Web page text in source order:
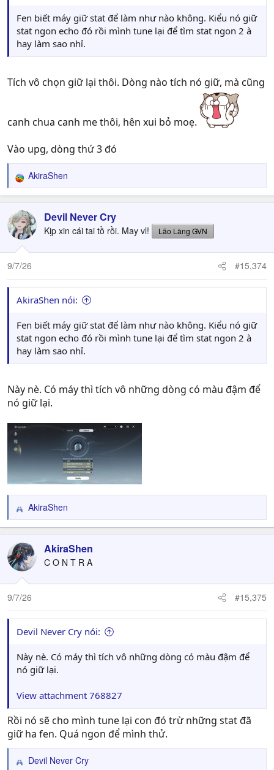
Fen biết máy giữ stat để làm như nào không. Kiểu nó giữ
stat ngon echo đó rồi mình tune lại để tìm stat ngon 2 à
hay làm sao nhỉ.
Tích vô chọn giữ lại thôi. Dòng nào tích nó giữ, mà cũng
canh chua canh me thôi, hên xui bỏ moẹ.
Vào upg, dòng thứ 3 đó
R
e
c
t
i
o
n
:
AkiraShen
Devil Never Cry
Kịp xin cái tai tồ rồi. May vl! Lão Làng GVN
9/7/26 #15,374
AkiraShen nói:
Fen biết máy giữ stat để làm như nào không. Kiểu nó giữ
stat ngon echo đó rồi mình tune lại để tìm stat ngon 2 à
hay làm sao nhỉ.
Này nè. Có máy thì tích vô những dòng có màu đậm để
nó giữ lại.
R
e
c
t
i
o
n
:
AkiraShen
AkiraShen
C O N T R A
9/7/26 #15,375
Devil Never Cry nói:
Này nè. Có máy thì tích vô những dòng có màu đậm để
nó giữ lại.
View attachment 768827
Rồi nó sẽ cho mình tune lại con đó trừ những stat đã
giữ ha fen. Quá ngon để mình thử.
R Devil Never Cry